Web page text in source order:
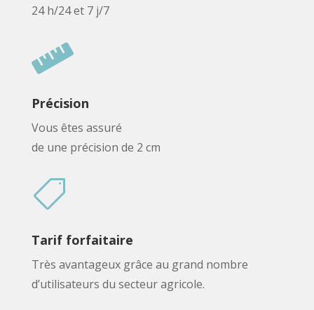
24 h/24 et 7 j/7

Précision
Vous êtes assuré
de une précision de 2 cm

Tarif forfaitaire
Très avantageux grâce au grand nombre
d’utilisateurs du secteur agricole.